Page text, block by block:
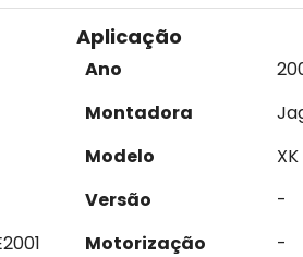
Aplicação
Ano
Montadora
Modelo
XK
Versão
-
Motorização
-